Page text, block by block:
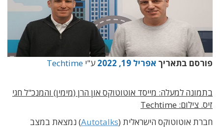
פורסם בתאריך אפריל 19, 2022 ע"י Techtime
בתמונה למעלה: מייסד אוטוטוקס און הרן (מימין) והמנכ"ל חגי
זיס. צילום: Techtime
חברת אוטוטוקס הישראלית (Autotalks) נמצאת במצב